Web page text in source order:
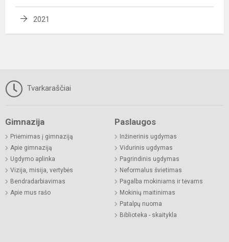
2021
Tvarkaraščiai
Gimnazija
Priėmimas į gimnaziją
Apie gimnaziją
Ugdymo aplinka
Vizija, misija, vertybės
Bendradarbiavimas
Apie mus rašo
Paslaugos
Inžinerinis ugdymas
Vidurinis ugdymas
Pagrindinis ugdymas
Neformalus švietimas
Pagalba mokiniams ir tėvams
Mokinių maitinimas
Patalpų nuoma
Biblioteka - skaitykla